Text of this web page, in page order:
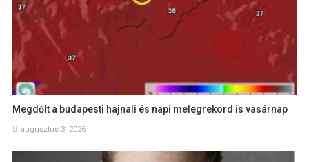
Megdőlt a budapesti hajnali és napi melegrekord is vasárnap
augusztus 3, 2026